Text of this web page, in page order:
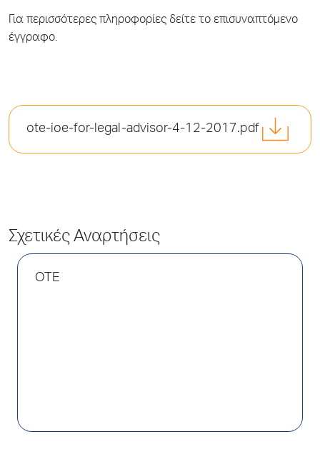
Για περισσότερες πληροφορίες δείτε το επισυναπτόμενο
έγγραφο.
ote-ioe-for-legal-advisor-4-12-2017.pdf
Σχετικές Αναρτήσεις
ΟΤΕ